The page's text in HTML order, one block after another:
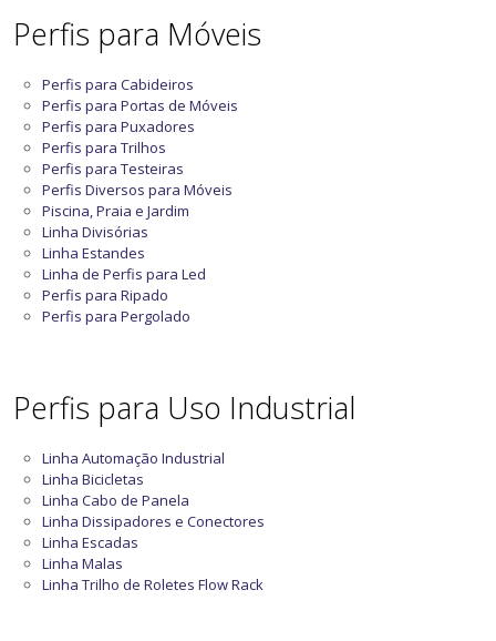
Perfis para Móveis
Perfis para Cabideiros
Perfis para Portas de Móveis
Perfis para Puxadores
Perfis para Trilhos
Perfis para Testeiras
Perfis Diversos para Móveis
Piscina, Praia e Jardim
Linha Divisórias
Linha Estandes
Linha de Perfis para Led
Perfis para Ripado
Perfis para Pergolado
Perfis para Uso Industrial
Linha Automação Industrial
Linha Bicicletas
Linha Cabo de Panela
Linha Dissipadores e Conectores
Linha Escadas
Linha Malas
Linha Trilho de Roletes Flow Rack